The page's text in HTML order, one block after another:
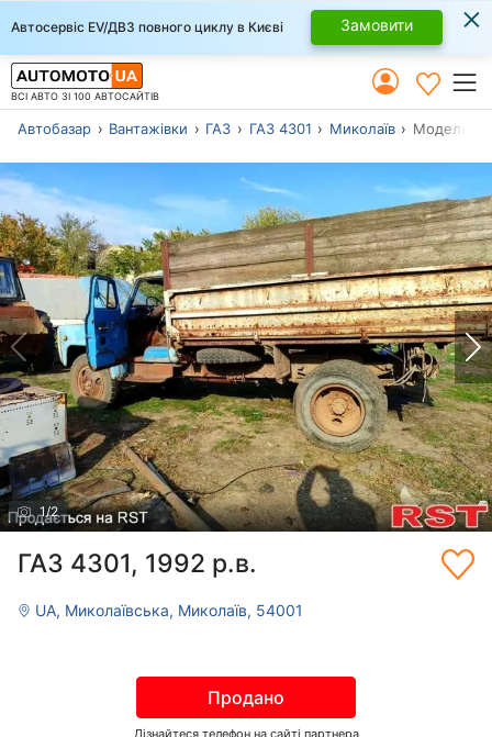
Автосервіс EV/ДВЗ повного циклу в Києві Замовити ×
ВСІ АВТО ЗІ 100 АВТОСАЙТІВ
Автобазар Вантажівки ГАЗ ГАЗ 4301 Миколаїв Модель
1/2
ГАЗ 4301, 1992 р.в.
UA, Миколаївська, Миколаїв, 54001
Продано
Дізнайтеся телефон на сайті партнера